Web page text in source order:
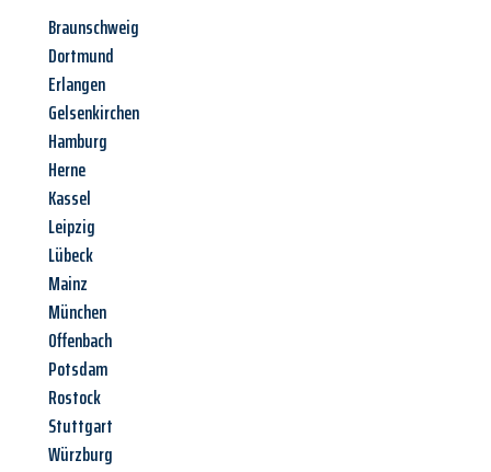
Braunschweig
Dortmund
Erlangen
Gelsenkirchen
Hamburg
Herne
Kassel
Leipzig
Lübeck
Mainz
München
Offenbach
Potsdam
Rostock
Stuttgart
Würzburg